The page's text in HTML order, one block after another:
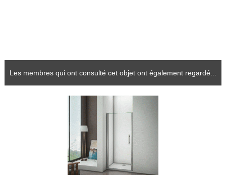
Les membres qui ont consulté cet objet ont également regardé...